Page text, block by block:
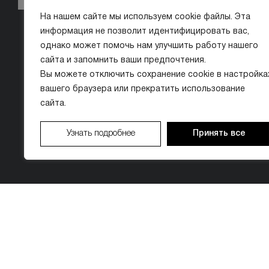
На нашем сайте мы используем cookie файлы. Эта
информация не позволит идентифицировать вас,
однако может помочь нам улучшить работу нашего
сайта и запомнить ваши предпочтения.
Вы можете отключить сохранение cookie в
вашего браузера или прекратить использование
сайта.
Узнать подробнее Принять все